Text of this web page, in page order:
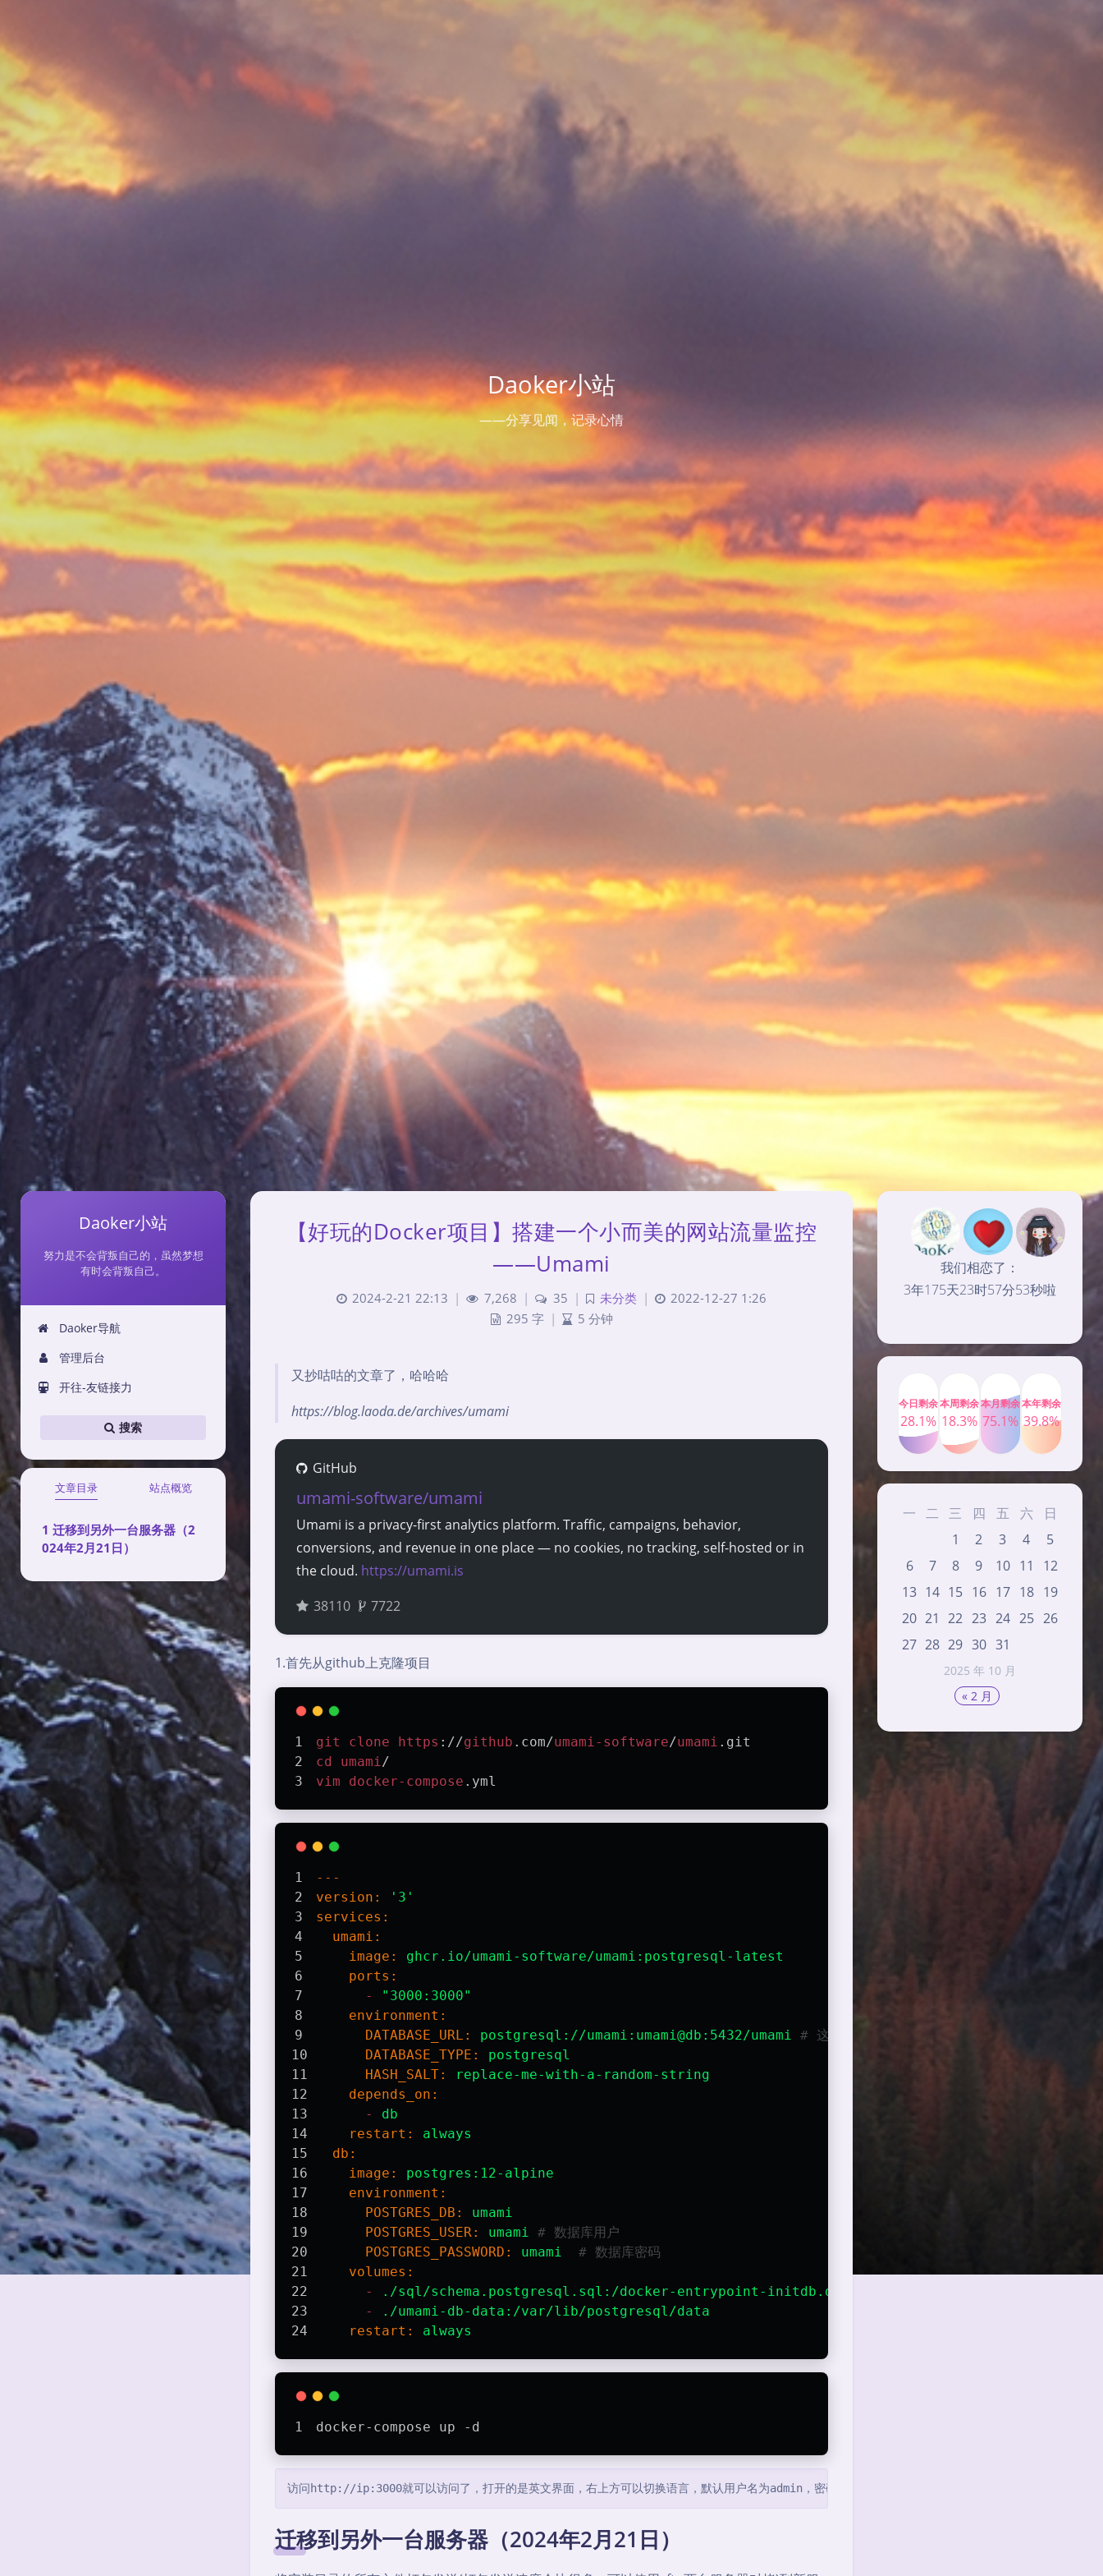
Daoker小站
——分享见闻，记录心情
Daoker小站
努力是不会背叛自己的，虽然梦想
有时会背叛自己。
Daoker导航
管理后台
开往-友链接力
搜索
文章目录 站点概览
迁移到另外一台服务器（2
024年2月21日）
我们相恋了：
3年175天23时57分56秒啦
今日剩余
28.1%
本周剩余
18.3%
本月剩余
75.1%
本年剩余
39.8%
2025 年 10 月
一 二 三 四 五 六
日
1
2 3 4
5
6
7 8 9 10 11
12
13 14 15 16 17 18 19
20 21 22 23 24 25 26
27 28 29 30 31
« 2 月
【好玩的Docker项目】搭建一个小而美的网站流量监控
——Umami
2024-2-21 22:13 | 7,268 | 35 | 未分类 |
2022-12-27 1:26
295 字 | 5 分钟
又抄咕咕的文章了，哈哈哈
https://blog.laoda.de/archives/umami
GitHub
umami-software/umami
Umami is a privacy-first analytics platform. Traffic, campaigns, behavior,
conversions, and revenue in one place — no cookies, no tracking, self-hosted or in
the cloud. https://umami.is
38110
7722
1.首先从github上克隆项目
git clone https ://github .com/umami-software/umami .git
cd
umami /
vim
docker-compose .yml
---
version:
'3'
services:
umami:
image:
ghcr.io/umami-software/umami:postgresql-latest
ports:
-
"3000:3000"
environment:
DATABASE_URL:
postgresql://umami:umami@db:5432/umami
# 这里的数据库和密码要和下方你修改的相同
DATABASE_TYPE:
postgresql
HASH_SALT:
replace-me-with-a-random-string
depends_on:
-
db
restart:
always
db:
image:
postgres:12-alpine
environment:
POSTGRES_DB:
umami
POSTGRES_USER:
umami
# 数据库用户
POSTGRES_PASSWORD:
umami
# 数据库密码
volumes:
-
./sql/schema.postgresql.sql:/docker-entrypoint-initdb.d/schema.postgresql.sql:ro
-
./umami-db-data:/var/lib/postgresql/data
restart:
always
docker-compose up -d
访问http://ip:3000就可以访问了，打开的是英文界面，右上方可以切换语言，默认用户名为admin，密码为umami
迁移到另外一台服务器（2024年2月21日）